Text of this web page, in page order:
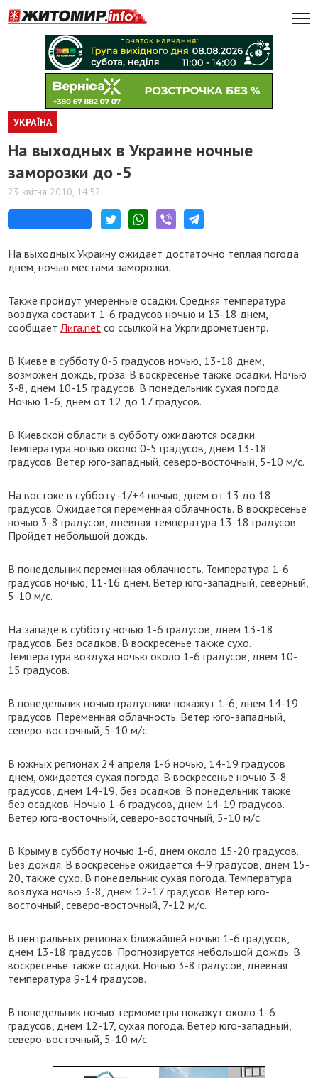
УКРАЇНА
На выходных в Украине ночные
заморозки до -5
23 квітня 2010, 14:52
На выходных Украину ожидает достаточно теплая погода
днем, ночью местами заморозки.
Также пройдут умеренные осадки. Средняя температура
воздуха составит 1-6 градусов ночью и 13-18 днем,
сообщаетЛига.net со ссылкой на Укргидрометцентр.
В Киеве в субботу 0-5 градусов ночью, 13-18 днем,
возможен дождь, гроза. В воскресенье также осадки. Ночью
3-8, днем 10-15 градусов. В понедельник сухая погода.
Ночью 1-6, днем от 12 до 17 градусов.
В Киевской области в субботу ожидаются осадки.
Температура ночью около 0-5 градусов, днем 13-18
градусов. Ветер юго-западный, северо-восточный, 5-10 м/с.
На востоке в субботу -1/+4 ночью, днем от 13 до 18
градусов. Ожидается переменная облачность. В воскресенье
ночью 3-8 градусов, дневная температура 13-18 градусов.
Пройдет небольшой дождь.
В понедельник переменная облачность. Температура 1-6
градусов ночью, 11-16 днем. Ветер юго-западный, северный,
5-10 м/с.
На западе в субботу ночью 1-6 градусов, днем 13-18
градусов. Без осадков. В воскресенье также сухо.
Температура воздуха ночью около 1-6 градусов, днем 10-
15 градусов.
В понедельник ночью градусники покажут 1-6, днем 14-19
градусов. Переменная облачность. Ветер юго-западный,
северо-восточный, 5-10 м/с.
В южных регионах 24 апреля 1-6 ночью, 14-19 градусов
днем, ожидается сухая погода. В воскресенье ночью 3-8
градусов, днем 14-19, без осадков. В понедельник также
без осадков. Ночью 1-6 градусов, днем 14-19 градусов.
Ветер юго-восточный, северо-восточный, 5-10 м/с.
В Крыму в субботу ночью 1-6, днем около 15-20 градусов.
Без дождя. В воскресенье ожидается 4-9 градусов, днем 15-
20, также сухо. В понедельник сухая погода. Температура
воздуха ночью 3-8, днем 12-17 градусов. Ветер юго-
восточный, северо-восточный, 7-12 м/с.
В центральных регионах ближайшей ночью 1-6 градусов,
днем 13-18 градусов. Прогнозируется небольшой дождь. В
воскресенье также осадки. Ночью 3-8 градусов, дневная
температура 9-14 градусов.
В понедельник ночью термометры покажут около 1-6
градусов, днем 12-17, сухая погода. Ветер юго-западный,
северо-восточный, 5-10 м/с.